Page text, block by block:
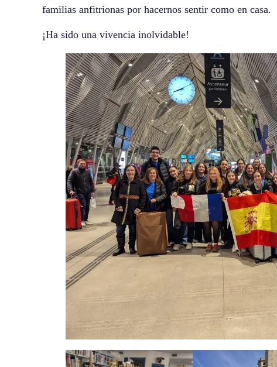
familias anfitrionas por hacernos sentir como en casa.
¡Ha sido una vivencia inolvidable!